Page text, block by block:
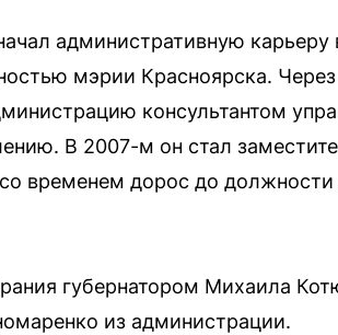
административную
мэрии Красноярска.
консультантом
В 2007-м он стал
временем дорос до
губернатором Михаила
из администрации.